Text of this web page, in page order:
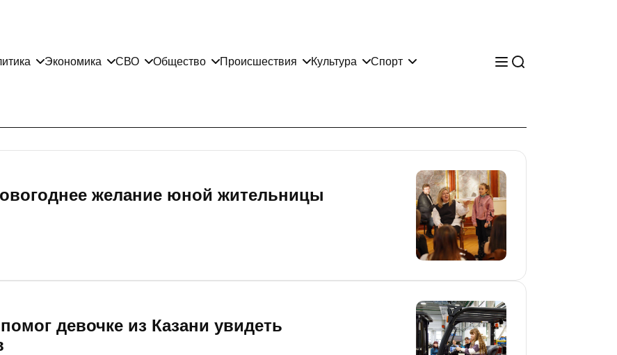
Экономика СВО Общество Происшествия Культура Спорт
желание юной жительницы
девочке из Казани увидеть